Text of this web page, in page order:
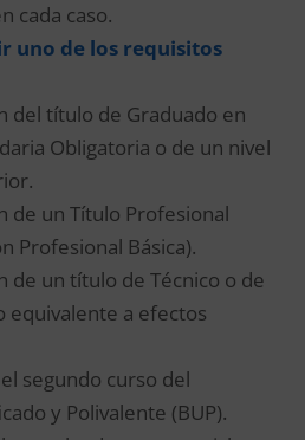
cada caso.
uno de los requisitos
del título de Graduado en
Obligatoria o de un nivel
de un Título Profesional
Profesional Básica).
de un título de Técnico o de
equivalente a efectos
segundo curso del
y Polivalente (BUP).